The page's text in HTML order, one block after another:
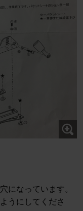
になっています。
うにしてくださ